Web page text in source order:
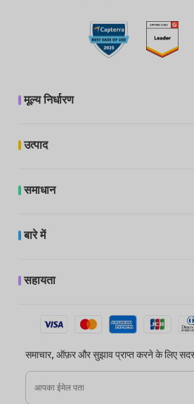
मूल्य निर्धारण
उत्पाद
समाधान
बारे में
सहायता
समाचार, ऑफ़र और सुझाव प्राप्त करने के लिए